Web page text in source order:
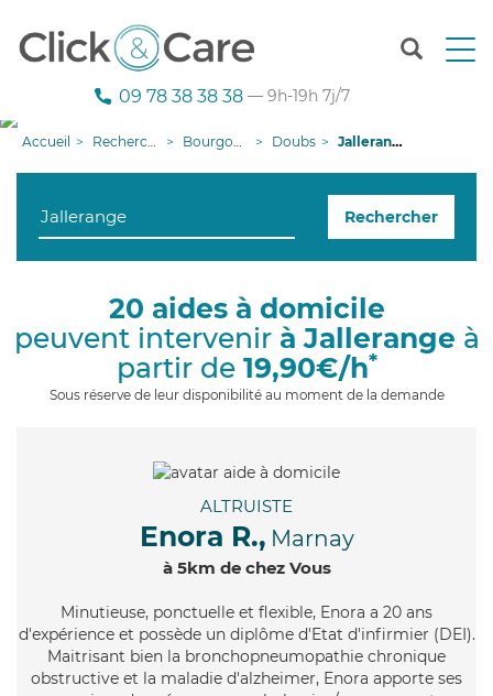
T
n
g
09 78 38 38 38 — 9h-19h 7j/7
Accueil Recherche aide à domicile Bourgogne-Franche-Comté Doubs Jallerange
Rechercher
20 aides à domicile
peuvent intervenir à Jallerange à
partir de 19,90€/h*
Sous réserve de leur disponibilité au moment de la demande
ALTRUISTE
Enora R., Marnay
à 5km de chez Vous
Minutieuse, ponctuelle et flexible, Enora a 20 ans
d'expérience et possède un diplôme d'Etat d'infirmier (DEI).
Maitrisant bien la bronchopneumopathie chronique
obstructive et la maladie d'alzheimer, Enora apporte ses